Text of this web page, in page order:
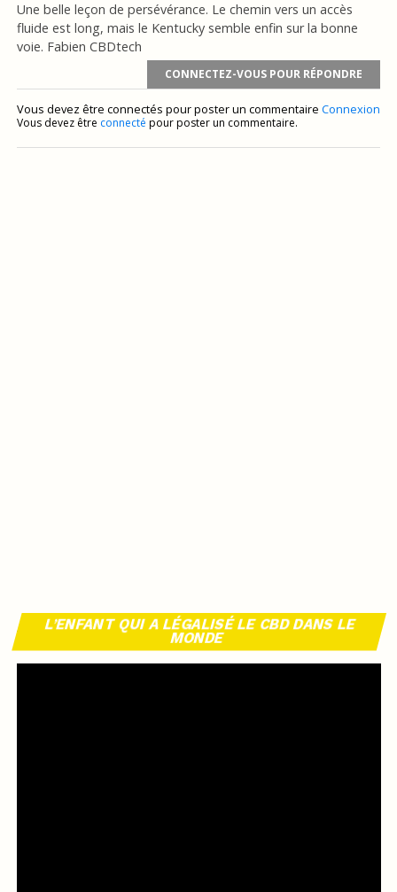
Une belle leçon de persévérance. Le chemin vers un accès
fluide est long, mais le Kentucky semble enfin sur la bonne
voie. Fabien CBDtech
CONNECTEZ-VOUS POUR RÉPONDRE
Vous devez être connectés pour poster un commentaire Connexion
Vous devez être connecté pour poster un commentaire.
L’ENFANT QUI A LÉGALISÉ LE CBD DANS LE
MONDE